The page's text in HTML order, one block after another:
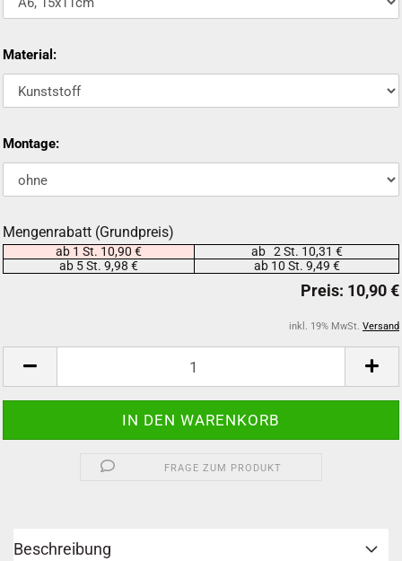
Material:
Montage:
Mengenrabatt (Grundpreis)
ab 1 St. 10,90 €
ab 2 St. 10,31 €
ab 5 St. 9,98 €
ab 10 St. 9,49 €
inkl. 19% MwSt. Versand
FRAGE ZUM PRODUKT
Beschreibung